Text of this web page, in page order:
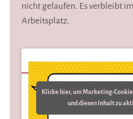
nicht gelaufen. Es verbleibt
Arbeitsplatz.
Klicke hier, um Marketing-
und diesen Inhalt zu